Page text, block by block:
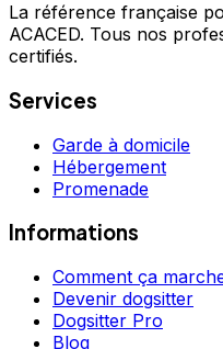
La référence française
ACACED. Tous nos
certifiés.
Services
Garde à domicile
Hébergement
Promenade
Informations
Comment ça
Devenir dogsitter
Dogsitter Pro
Blog